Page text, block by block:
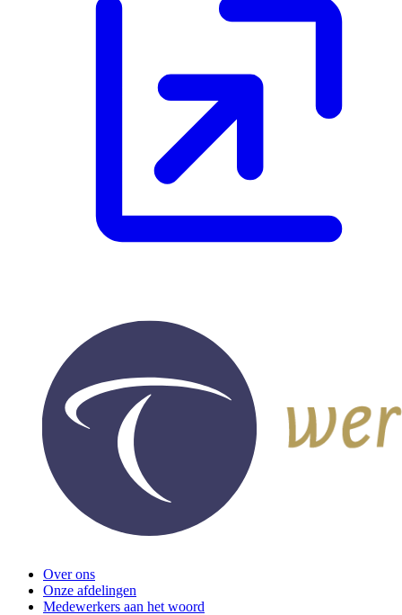
Over ons
Onze afdelingen
Medewerkers aan het woord